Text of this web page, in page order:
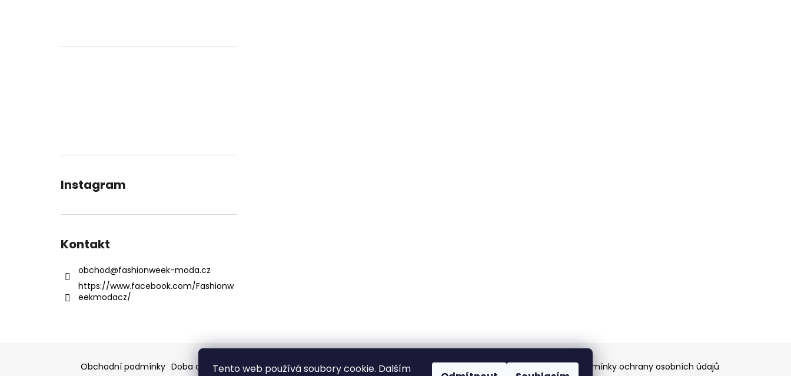
Tento web používá soubory cookie. Dalším
Instagram
Kontakt
obchod@fashionweek-moda.cz
https://www.facebook.com/Fashionw
eekmodacz/
Z
Obchodní podmínky Doba dodáni Formulář pro vrátení - stáhněte Vrácení zboží Dopravy a platby BEZPEČNÝ NÁKUP
Podmínky ochrany osobních údajů